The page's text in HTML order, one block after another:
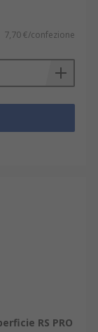
7,70 €/confezione
RS PRO